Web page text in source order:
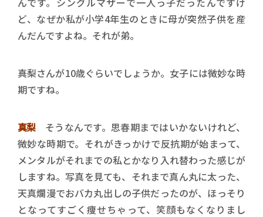
ど、なぜか私が小学4年生のときに母が突然子供を産
んだんですよね。それが弟。
――真梨さんが10歳ぐらいでしょうか。女子には微妙な時
期ですね。
真梨そうなんです。思春期まではいかないけれど、
微妙な時期で。それがきっかけで反抗期が始まって、
メンタルがそれまでの私とかなり入れ替わった感じが
しますね。写真を見ても、それまで真ん丸に太った、
天真爛漫でおバカ丸出しの子供だったのが、ほっそり
となってすごく痩せちゃって、笑顔もなくなりまし